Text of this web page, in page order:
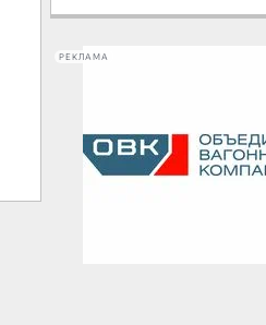
РЕКЛАМА